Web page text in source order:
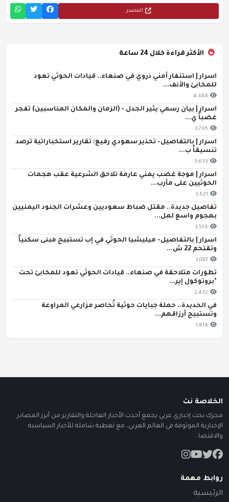
المصدر
الأكثر قراءة خلال 24 ساعة
اسرار | استنفار أمني ذروي في صنعاء.. قيادات الحوثي تعود
للمخابئ والأنف...
4,348
اسرار | بيان رسمي يثير الجدل - (الزمان والمكان المناسبين) تفجر
غضباً ي...
3,795
اسرار | بالتفاصيل- تحذير سعودي رفيع: تقارير استخباراتية ترصد
تنسيقاً ب...
3,633
اسرار | موجة غضب يمني عارمة تلاحق الشرعية عقب هجمات
الحوثيين على مأرب...
3,621
تفاصيل جديدة.. مقتل ضباط سعوديين وعشرات الجنود اليمنيين
بهجوم واسع لمل...
3,576
اسرار | بالتفاصيل- ميليشيا الحوثي في إب تستبيح مبنى سكنياً
وتقتحم 22 ش...
3,097
تطورات متلاحقة في صنعاء.. قيادات الحوثي تعود للمخابئ تحت
"بروتوكول إير...
2,432
في الحديدة.. حملة جبايات حوثية تُحاصر مزارعي المراوعة
وتستبيح أرزاقهم...
1,814
الخلاصة نت
محرك بحث إخباري عربي يجمع أحدث الأخبار العاجلة والتقارير من أبرز المصادر
الإخبارية الموثوقة في العالم العربي، مع تغطية شاملة للأخبار السياسية
والاقتصا...
روابط مهمة
الرئيسية